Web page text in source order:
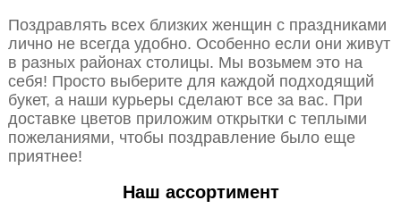
Поздравлять всех близких женщин с праздниками
лично не всегда удобно. Особенно если они живут
в разных районах столицы. Мы возьмем это на
себя! Просто выберите для каждой подходящий
букет, а наши курьеры сделают все за вас. При
доставке цветов приложим открытки с теплыми
пожеланиями, чтобы поздравление было еще
приятнее!
Наш ассортимент